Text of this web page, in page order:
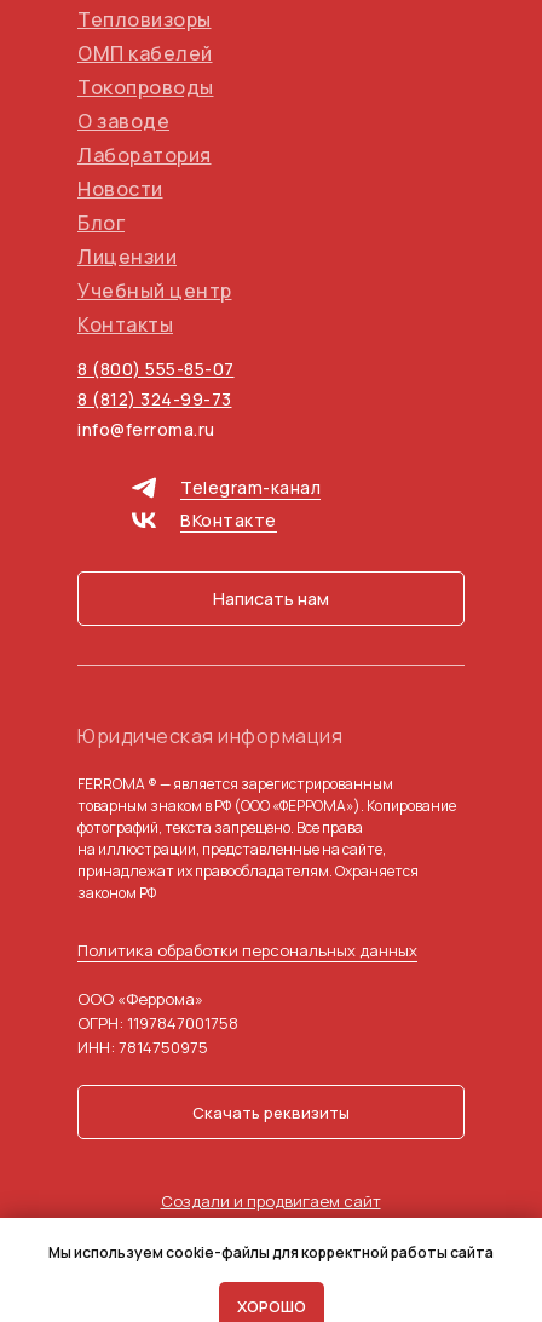
Мы используем cookie-файлы для корректной работы сайта
ХОРОШО
ООО «Феррома»
ОГРН: 1197847001758
ИНН: 7814750975
FERROMA ® — является зарегистрированным
товарным знаком в РФ (ООО «ФЕРРОМА»). Копирование
фотографий, текста запрещено. Все права
на иллюстрации, представленные на сайте,
принадлежат их правообладателям. Охраняется
законом РФ
О заводе
Лаборатория
Тепловизоры
ОМП кабелей
Токопроводы
Юридическая информация
Новости
Блог
Лицензии
Учебный центр
Контакты
8 (800) 555-85-07
8 (812) 324-99-73
info@ferroma.ru
Telegram-канал
Политика обработки персональных данных
Скачать реквизиты
Написать нам
ВКонтакте
Создали и продвигаем сайт
в агентстве маркетинга